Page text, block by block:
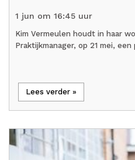
1 jun om 16:45 uur
Kim Vermeulen houdt in haar
Praktijkmanager, op 21 mei,
Lees verder »